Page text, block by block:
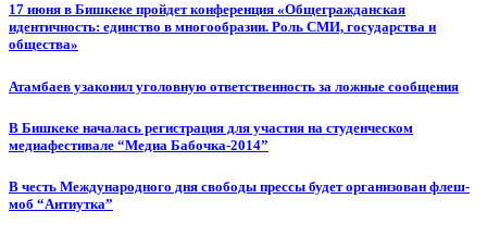
17 июня в Бишкеке пройдет конференция «Общегражданская
идентичность: единство в многообразии. Роль СМИ, государства и
общества»
Атамбаев узаконил уголовную ответственность за ложные сообщения
В Бишкеке началась регистрация для участия на студенческом
медиафестивале “Медиа Бабочка-2014”
В честь Международного дня свободы прессы будет организован флеш-
моб “Антиутка”